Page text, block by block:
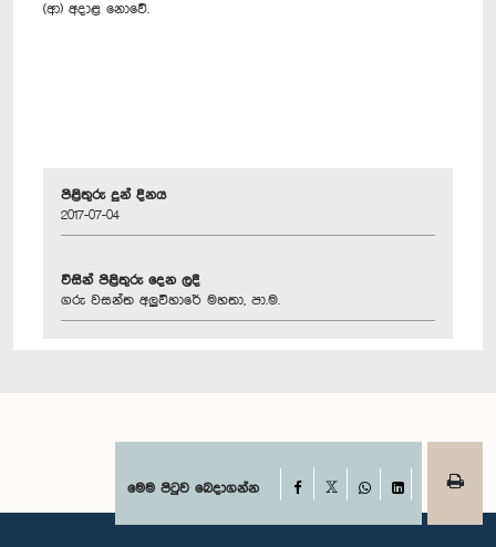
(ආ) අදාළ නොවේ.
පිළිතුරු දුන් දිනය
2017-07-04
විසින් පිළිතුරු දෙන ලදී
ගරු වසන්ත අලුවිහාරේ මහතා, පා.ම.
මෙම පිටුව බෙදාගන්න Facebook
WhatsAppLinkedIn